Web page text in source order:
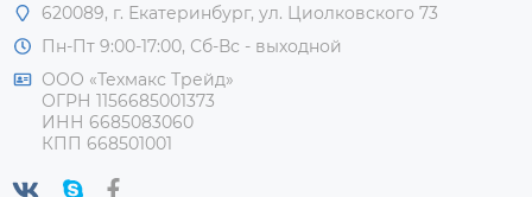
620089, г. Екатеринбург, ул. Циолковского 73
Пн-Пт 9:00-17:00, Сб-Вс - выходной
ООО «Техмакс Трейд»
ОГРН 1156685001373
ИНН 6685083060
КПП 668501001